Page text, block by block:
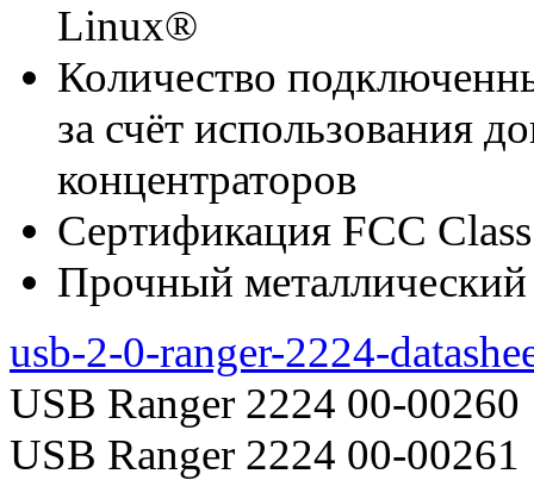
Linux®
Количество
за счёт использования
концентраторов
Сертификация FCC
Прочный металлический
usb-2-0-ranger-2224-
USB Ranger 2224 00-00260
USB Ranger 2224 00-00261